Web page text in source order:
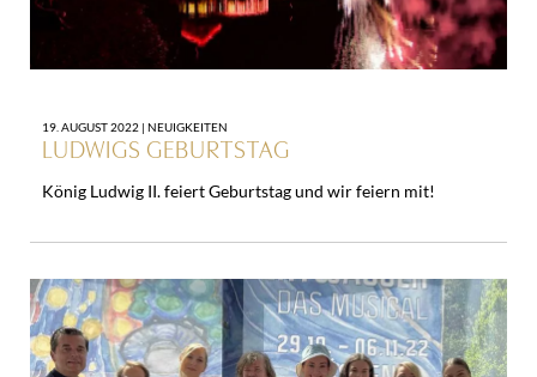
19. AUGUST 2022 | NEUIGKEITEN
LUDWIGS GEBURTSTAG
König Ludwig II. feiert Geburtstag und wir feiern mit!